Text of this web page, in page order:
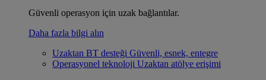
Güvenli operasyon için uzak bağlantılar.
Daha fazla bilgi alın
Uzaktan BT desteği Güvenli, esnek, entegre
Operasyonel teknoloji Uzaktan atölye erişimi